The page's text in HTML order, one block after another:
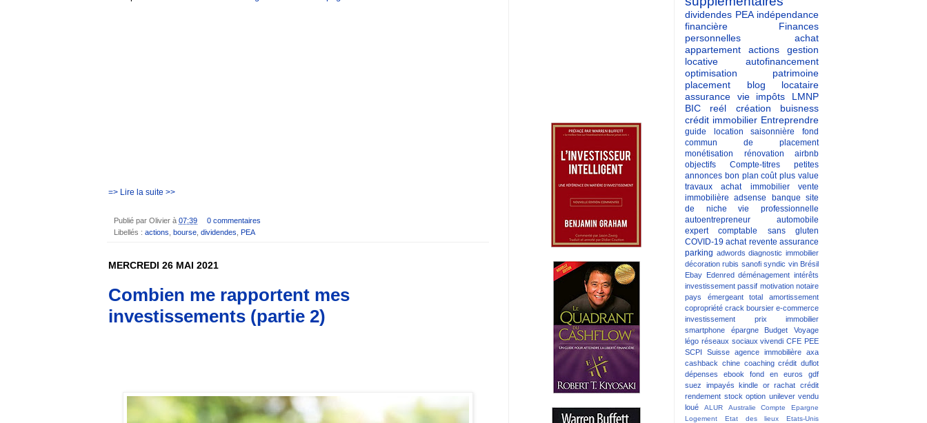
=> Lire la suite >>
Publié par Olivier à 07:39
0 commentaires
Libellés : actions, bourse, dividendes, PEA
MERCREDI 26 MAI 2021
Combien me rapportent mes
investissements (partie 2)
dividendes PEA indépendance
financière
Finances
personnelles
achat
appartement
actions
gestion
locative
autofinancement
optimisation patrimoine
placement
blog
locataire
assurance vie
impôts
LMNP
BIC reél
création buisness
crédit immobilier Entreprendre
guide location saisonnière
fond
commun de placement
monétisation
rénovation
airbnb
objectifs
Compte-titres
petites
annonces bon plan coût plus value
travaux
achat immobilier
vente
immobilière adsense banque site
de niche
vie professionnelle
autoentrepreneur
automobile
expert comptable
sans gluten
COVID-19 achat revente assurance
parking adwords diagnostic immobilier
décoration rubis sanofi syndic vin Brésil
Ebay Edenred déménagement intérêts
investissement passif motivation notaire
pays émergeant
total
amortissement
copropriété crack boursier e-commerce
investissement
prix immobilier
smartphone
épargne Budget
Voyage
légo réseaux sociaux vivendi CFE PEE
SCPI
Suisse agence immobilière axa
cashback chine coaching crédit duflot
dépenses
ebook fond en euros
gdf
suez
impayés kindle or rachat crédit
rendement stock option unilever vendu
loué
ALUR Australie
Compte Epargne
Logement
Etat des lieux
Etats-Unis